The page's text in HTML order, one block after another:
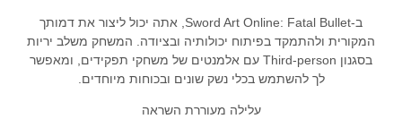
ב-Sword Art Online: Fatal Bullet, אתה יכול ליצור את דמותך
המקורית ולהתמקד בפיתוח יכולותיה ובציודה. המשחק משלב יריות
בסגנון Third-person עם אלמנטים של משחקי תפקידים, ומאפשר
לך להשתמש בכלי נשק שונים ובכוחות מיוחדים.
עלילה מעוררת השראה